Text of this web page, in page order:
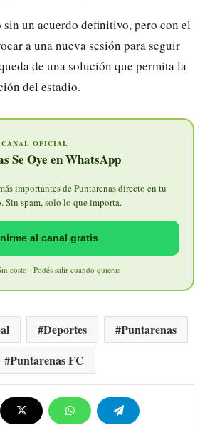
un acuerdo definitivo, pero con el
a una nueva sesión para seguir
de una solución que permita la
del estadio.
CANAL OFICIAL
Se Oye en WhatsApp
importantes de Puntarenas directo en tu
Sin spam, solo lo que importa.
al canal gratis
costo · Podés salir cuando quieras
Deportes
Puntarenas
Puntarenas FC